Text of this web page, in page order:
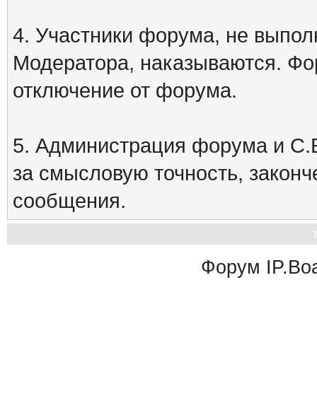
4. Участники форума, не
Модератора, наказываются.
отключение от форума.
5. Администрация форума и
за смысловую точность,
сообщения.
Форум